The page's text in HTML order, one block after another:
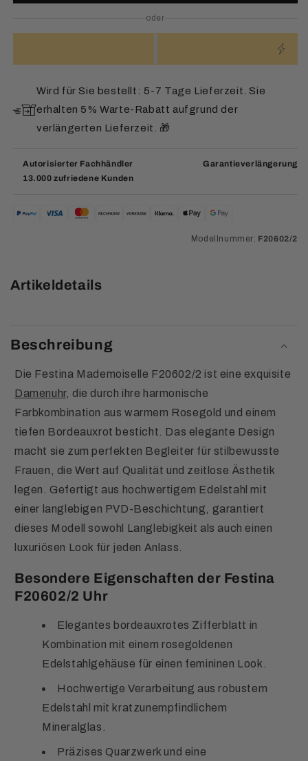
oder
Wird für Sie bestellt: 5-7 Tage Lieferzeit. Sie
erhalten 5% Warte-Rabatt aufgrund der
verlängerten Lieferzeit. 🎁
Autorisierter Fachhändler
Garantieverlängerung
13.000 zufriedene Kunden
Modellnummer: F20602/2
Artikeldetails
Beschreibung
Die Festina Mademoiselle F20602/2 ist eine exquisite
Damenuhr, die durch ihre harmonische
Farbkombination aus warmem Rosegold und einem
tiefen Bordeauxrot besticht. Das elegante Design
macht sie zum perfekten Begleiter für stilbewusste
Frauen, die Wert auf Qualität und zeitlose Ästhetik
legen. Gefertigt aus hochwertigem Edelstahl mit
einer langlebigen PVD-Beschichtung, garantiert
dieses Modell sowohl Langlebigkeit als auch einen
luxuriösen Look für jeden Anlass.
Besondere Eigenschaften der Festina
F20602/2 Uhr
Elegantes bordeauxrotes Zifferblatt in
Kombination mit einem rosegoldenen
Edelstahlgehäuse für einen femininen Look.
Hochwertige Verarbeitung aus robustem
Edelstahl mit kratzunempfindlichem
Mineralglas.
Präzises Quarzwerk und eine